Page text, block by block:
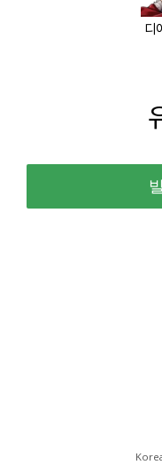
디